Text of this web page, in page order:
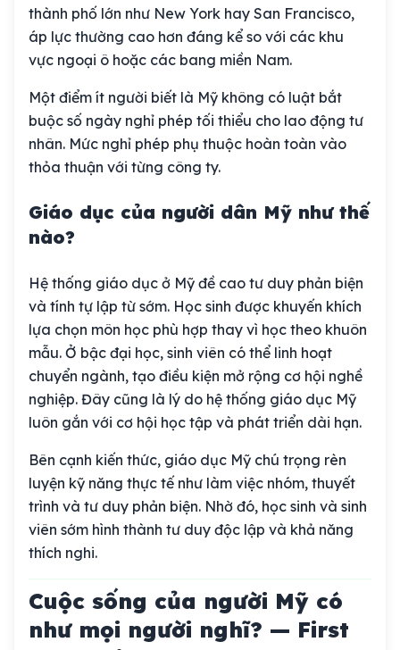
thành phố lớn như New York hay San Francisco,
áp lực thường cao hơn đáng kể so với các khu
vực ngoại ô hoặc các bang miền Nam.
Một điểm ít người biết là Mỹ không có luật bắt
buộc số ngày nghỉ phép tối thiểu cho lao động tư
nhân. Mức nghỉ phép phụ thuộc hoàn toàn vào
thỏa thuận với từng công ty.
Giáo dục của người dân Mỹ như thế
nào?
Hệ thống giáo dục ở Mỹ đề cao tư duy phản biện
và tính tự lập từ sớm. Học sinh được khuyến khích
lựa chọn môn học phù hợp thay vì học theo khuôn
mẫu. Ở bậc đại học, sinh viên có thể linh hoạt
chuyển ngành, tạo điều kiện mở rộng cơ hội nghề
nghiệp. Đây cũng là lý do hệ thống giáo dục Mỹ
luôn gắn với cơ hội học tập và phát triển dài hạn.
Bên cạnh kiến thức, giáo dục Mỹ chú trọng rèn
luyện kỹ năng thực tế như làm việc nhóm, thuyết
trình và tư duy phản biện. Nhờ đó, học sinh và sinh
viên sớm hình thành tư duy độc lập và khả năng
thích nghi.
Cuộc sống của người Mỹ có
như mọi người nghĩ? — First